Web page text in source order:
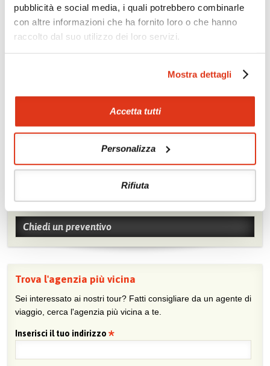
pubblicità e social media, i quali potrebbero combinarle
con altre informazioni che ha fornito loro o che hanno
raccolto dal suo utilizzo dei loro servizi.
Mostra dettagli
Accetta tutti
Personalizza
Rifiuta
Scopri i prezzi »
Condividi con gli altri viaggiatori le tue esperienze e scambia
Visita la nostra pagina Facebook
Chiedi un preventivo
agente e vuoi collaborare con noi?
Chiedi un preventivo
Trova l'agenzia più vicina
Sei interessato ai nostri tour? Fatti consigliare da un agente di
viaggio, cerca l'agenzia più vicina a te.
Inserisci il tuo indirizzo